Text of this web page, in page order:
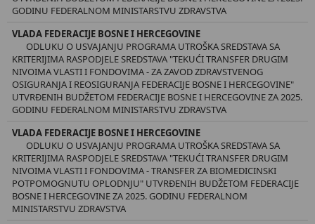
GODINU FEDERALNOM MINISTARSTVU ZDRAVSTVA
VLADA FEDERACIJE BOSNE I HERCEGOVINE
ODLUKU O USVAJANJU PROGRAMA UTROŠKA SREDSTAVA SA
KRITERIJIMA RASPODJELE SREDSTAVA "TEKUĆI TRANSFER DRUGIM
NIVOIMA VLASTI I FONDOVIMA - ZA ZAVOD ZDRAVSTVENOG
OSIGURANJA I REOSIGURANJA FEDERACIJE BOSNE I HERCEGOVINE"
UTVRĐENIH BUDŽETOM FEDERACIJE BOSNE I HERCEGOVINE ZA 2025.
GODINU FEDERALNOM MINISTARSTVU ZDRAVSTVA
VLADA FEDERACIJE BOSNE I HERCEGOVINE
ODLUKU O USVAJANJU PROGRAMA UTROŠKA SREDSTAVA SA
KRITERIJIMA RASPODJELE SREDSTAVA "TEKUĆI TRANSFER DRUGIM
NIVOIMA VLASTI I FONDOVIMA - TRANSFER ZA BIOMEDICINSKI
POTPOMOGNUTU OPLODNJU" UTVRĐENIH BUDŽETOM FEDERACIJE
BOSNE I HERCEGOVINE ZA 2025. GODINU FEDERALNOM
MINISTARSTVU ZDRAVSTVA